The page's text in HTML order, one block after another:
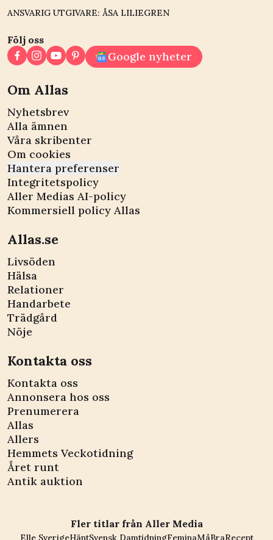
ANSVARIG UTGIVARE: ÅSA LILIEGREN
Följ oss
Google nyheter
Om Allas
Nyhetsbrev
Alla ämnen
Våra skribenter
Om cookies
Hantera preferenser
Integritetspolicy
Aller Medias AI-policy
Kommersiell policy Allas
Allas.se
Livsöden
Hälsa
Relationer
Handarbete
Trädgård
Nöje
Kontakta oss
Kontakta oss
Annonsera hos oss
Prenumerera
Allas
Allers
Hemmets Veckotidning
Året runt
Antik auktion
Fler titlar från Aller Media
Elle SverigeHäntSvensk DamtidningFeminaMåBraRecept